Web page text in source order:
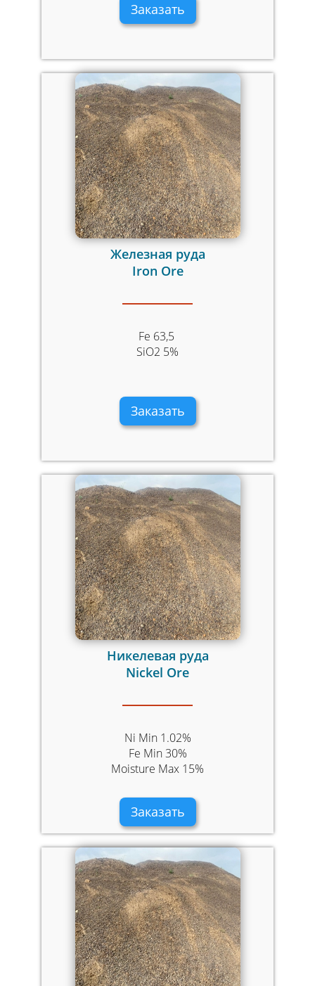
Заказать
Железная руда
Iron Ore
Fe 63,5
SiO2 5%
Заказать
Никелевая руда
Nickel Ore
Ni Min 1.02%
Fe Min 30%
Moisture Max 15%
Заказать